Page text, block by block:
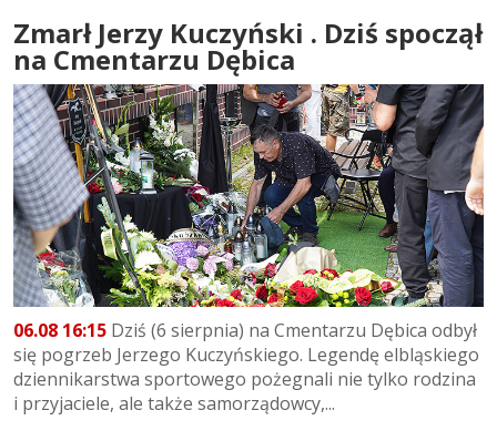
Zmarł Jerzy Kuczyński . Dziś spoczął
na Cmentarzu Dębica
06.08 16:15 Dziś (6 sierpnia) na Cmentarzu Dębica odbył
się pogrzeb Jerzego Kuczyńskiego. Legendę elbląskiego
dziennikarstwa sportowego pożegnali nie tylko rodzina
i przyjaciele, ale także samorządowcy,...